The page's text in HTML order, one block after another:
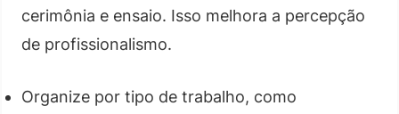
cerimônia e ensaio. Isso melhora a percepção
de profissionalismo.
Organize por tipo de trabalho, como